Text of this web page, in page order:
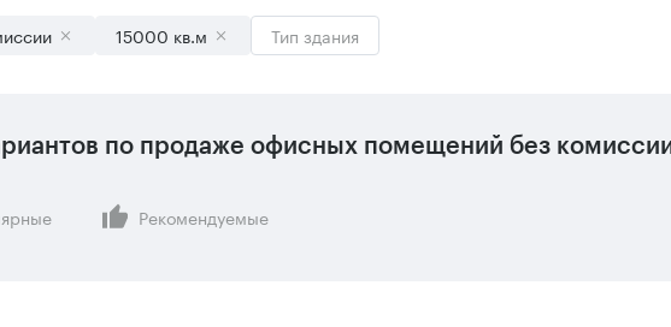
15000 кв.м Тип здания
по продаже офисных помещений без
Рекомендуемые